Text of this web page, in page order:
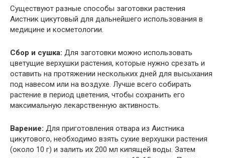
Существуют разные способы заготовки растения
Аистник цикутовый для дальнейшего использования в
медицине и косметологии.
Сбор и сушка: Для заготовки можно использовать
цветущие верхушки растения, которые нужно срезать и
оставить на протяжении нескольких дней для высыхания
под навесом или на воздухе. Лучше всего собирать
растение в период цветения, чтобы сохранить его
максимальную лекарственную активность.
Варение: Для приготовления отвара из Аистника
цикутового, необходимо взять сухие верхушки растения
(около 10 г) и залить их 200 мл кипящей воды. Затем